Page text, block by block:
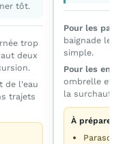
tôt.
trop
deux
de l'eau
trajets
Pour les
baignade le
simple.
Pour les
ombrelle et
la surchauffe.
À préparer
Parasol